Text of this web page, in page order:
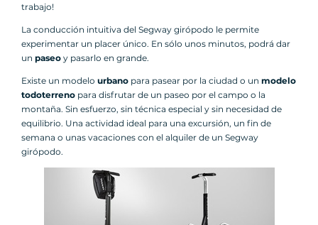
trabajo!
La conducción intuitiva del Segway girópodo le permite
experimentar un placer único. En sólo unos minutos, podrá dar
un paseo y pasarlo en grande.
Existe un modelo urbano para pasear por la ciudad o un modelo
todoterreno para disfrutar de un paseo por el campo o la
montaña. Sin esfuerzo, sin técnica especial y sin necesidad de
equilibrio. Una actividad ideal para una excursión, un fin de
semana o unas vacaciones con el alquiler de un Segway
girópodo.